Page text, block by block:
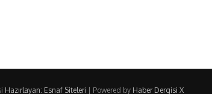
Hazırlayan: Esnaf Siteleri | Powered by Haber Dergisi X